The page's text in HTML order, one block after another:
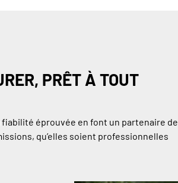
PRÊT À TOUT
éprouvée en font un partenaire de
qu’elles soient professionnelles